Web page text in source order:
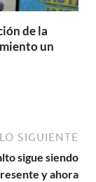
de la
un
SIGUIENTE
sigue siendo
y ahora